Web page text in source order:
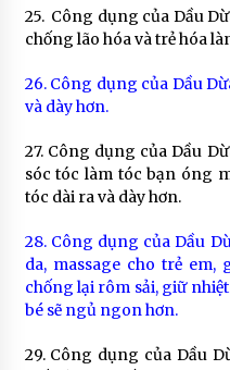
25. Công dụng của Dầu
chống lão hóa và trẻ hóa
26. Công dụng của Dầu
và dày hơn.
27. Công dụng của Dầu
sóc tóc làm tóc bạn óng
tóc dài ra và dày hơn.
28. Công dụng của Dầu
da, massage cho trẻ
chống lại rôm sải, giữ
bé sẽ ngủ ngon hơn.
29. Công dụng của Dầu